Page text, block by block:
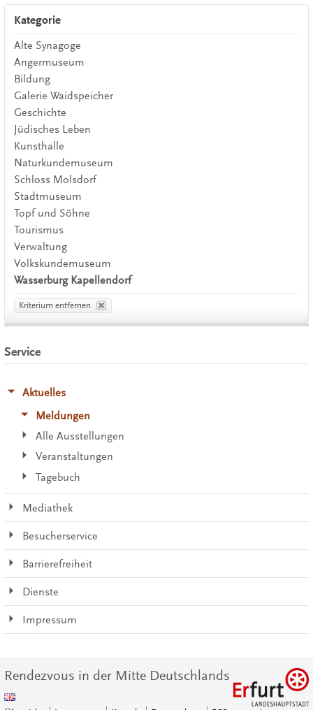
Kategorie
Alte Synagoge
Angermuseum
Bildung
Galerie Waidspeicher
Geschichte
Jüdisches Leben
Kunsthalle
Naturkundemuseum
Schloss Molsdorf
Stadtmuseum
Topf und Söhne
Tourismus
Verwaltung
Volkskundemuseum
Wasserburg Kapellendorf
Kriterium entfernen
Service
Aktuelles
Meldungen
Alle Ausstellungen
Veranstaltungen
Tagebuch
Mediathek
Besucherservice
Barrierefreiheit
Dienste
Impressum
Rendezvous in der Mitte Deutschlands